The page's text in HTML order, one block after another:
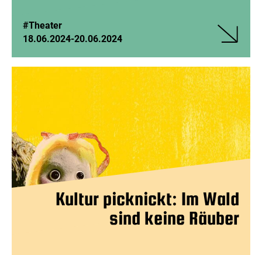
#Theater
18.06.2024-20.06.2024
BALANCE
Kultur picknickt: Im Wald
sind keine Räuber